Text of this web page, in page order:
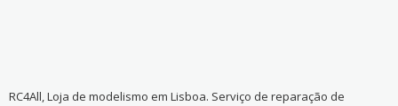
RC4All, Loja de modelismo em Lisboa. Serviço de reparação de